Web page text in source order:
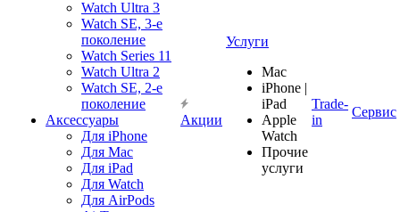
Watch Ultra 3
Watch SE, 3-е
поколение
Watch Series 11
Watch Ultra 2
Watch SE, 2-е
поколение
Аксессуары
Для iPhone
Для Mac
Для iPad
Для Watch
Для AirPods
Акции
Услуги
Mac
iPhone |
iPad
Apple
Watch
Прочие
услуги
Trade-
in
Сервис